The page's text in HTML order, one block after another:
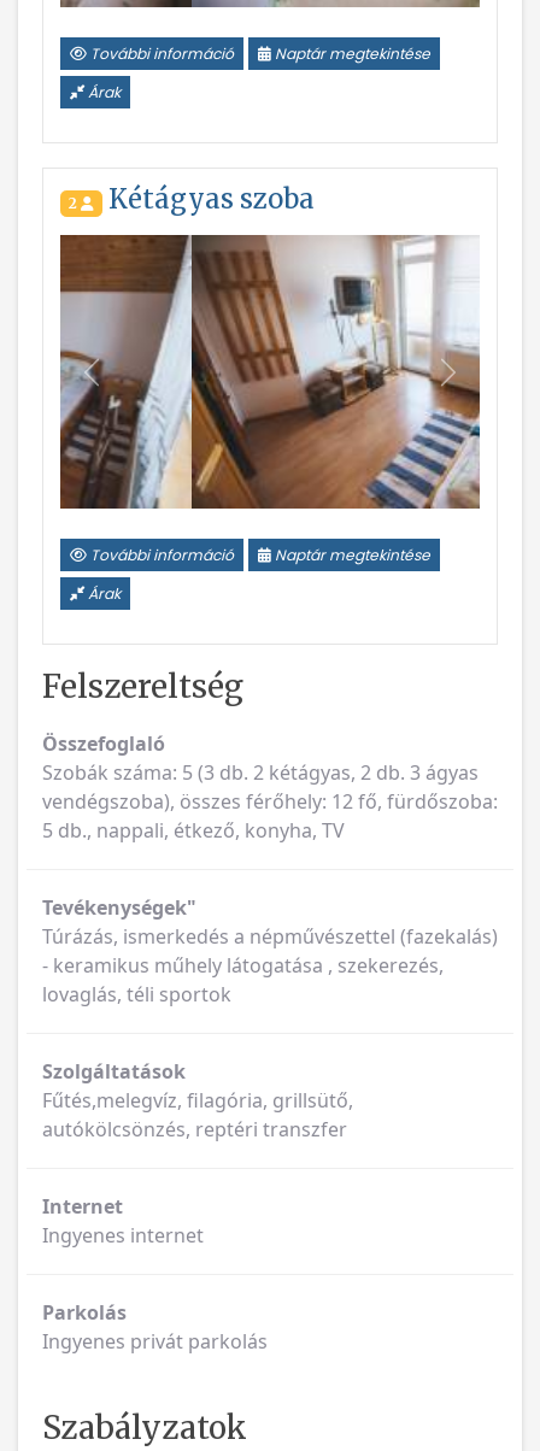
További információ
Naptár megtekintése
Árak
2 Kétágyas szoba
Vissza
További információ
Naptár megtekintése
Árak
Felszereltség
Összefoglaló
Szobák száma: 5 (3 db. 2 kétágyas, 2 db. 3 ágyas
vendégszoba), összes férőhely: 12 fő, fürdőszoba:
5 db., nappali, étkező, konyha, TV
Tevékenységek"
Túrázás, ismerkedés a népművészettel (fazekalás)
- keramikus műhely látogatása , szekerezés,
lovaglás, téli sportok
Szolgáltatások
Fűtés,melegvíz, filagória, grillsütő,
autókölcsönzés, reptéri transzfer
Internet
Ingyenes internet
Parkolás
Ingyenes privát parkolás
Szabályzatok